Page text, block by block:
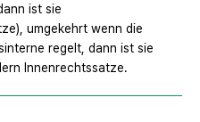
ist sie
umgekehrt wenn die
regelt, dann ist sie
Innenrechtssatze.